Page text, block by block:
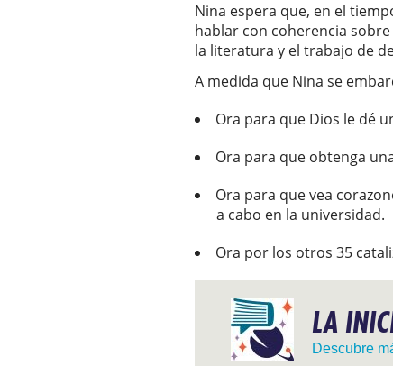
Nina espera que, en el
hablar con coherencia
la literatura y el trabajo de
A medida que Nina se
Ora para que Dios le dé
Ora para que obtenga
Ora para que vea
a cabo en la universidad.
Ora por los otros 35
LA
Descubre